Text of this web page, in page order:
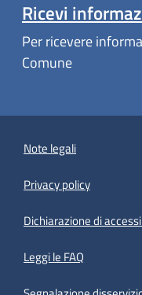
Ricevi
Per ricevere
Comune
Note legali
Privacy policy
Dichiarazione di
Leggi le FAQ